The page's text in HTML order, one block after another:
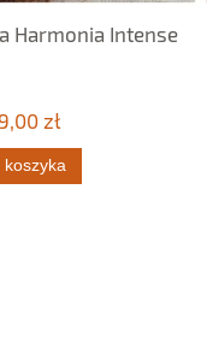
Harmonia Intense
zł
koszyka